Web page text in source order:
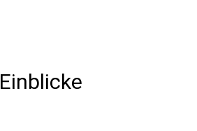
Einblicke